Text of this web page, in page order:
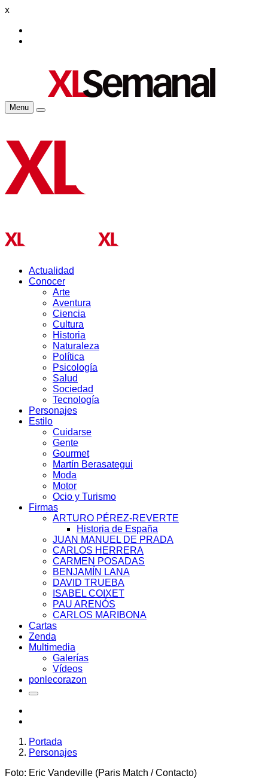
x
Menu
Actualidad
Conocer
Arte
Aventura
Ciencia
Cultura
Historia
Naturaleza
Política
Psicología
Salud
Sociedad
Tecnología
Personajes
Estilo
Cuidarse
Gente
Gourmet
Martín Berasategui
Moda
Motor
Ocio y Turismo
Firmas
ARTURO PÉREZ-REVERTE
Historia de España
JUAN MANUEL DE PRADA
CARLOS HERRERA
CARMEN POSADAS
BENJAMÍN LANA
DAVID TRUEBA
ISABEL COIXET
PAU ARENÓS
CARLOS MARIBONA
Cartas
Zenda
Multimedia
Galerías
Vídeos
ponlecorazon
Portada
Personajes
Foto: Eric Vandeville (Paris Match / Contacto)